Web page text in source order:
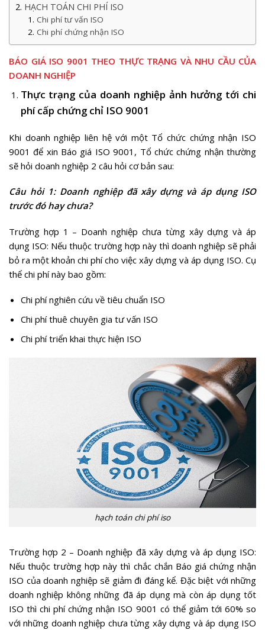
HẠCH TOÁN CHI PHÍ ISO
Chi phí tư vấn ISO
Chi phí chứng nhận ISO
BÁO GIÁ ISO 9001 THEO THỰC TRẠNG VÀ NHU CẦU CỦA
DOANH NGHIỆP
Thực trạng của doanh nghiệp ảnh hưởng tới chi
phí cấp chứng chỉ ISO 9001
Khi doanh nghiệp liên hệ với một Tổ chức chứng nhận ISO
9001 để xin Báo giá ISO 9001, Tổ chức chứng nhận thường
sẽ hỏi doanh nghiệp 2 câu hỏi cơ bản sau:
Câu hỏi 1: Doanh nghiệp đã xây dựng và áp dụng ISO
trước đó hay chưa?
Trường hợp 1 – Doanh nghiệp chưa từng xây dựng và áp
dụng ISO: Nếu thuộc trường hợp này thì doanh nghiệp sẽ phải
bỏ ra một khoản chi phí cho việc xây dựng và áp dụng ISO. Cụ
thể chi phí này bao gồm:
Chi phí nghiên cứu về tiêu chuẩn ISO
Chi phí thuê chuyên gia tư vấn ISO
Chi phí triển khai thực hiện ISO
hạch toán chi phí iso
Trường hợp 2 – Doanh nghiệp đã xây dựng và áp dụng ISO:
Nếu thuộc trường hợp này thì chắc chắn Báo giá chứng nhận
ISO của doanh nghiệp sẽ giảm đi đáng kể. Đặc biệt với những
doanh nghiệp không những đã áp dụng mà còn áp dụng tốt
ISO thì chi phí chứng nhận ISO 9001 có thể giảm tới 60% so
với những doanh nghiệp chưa từng xây dựng và áp dụng ISO